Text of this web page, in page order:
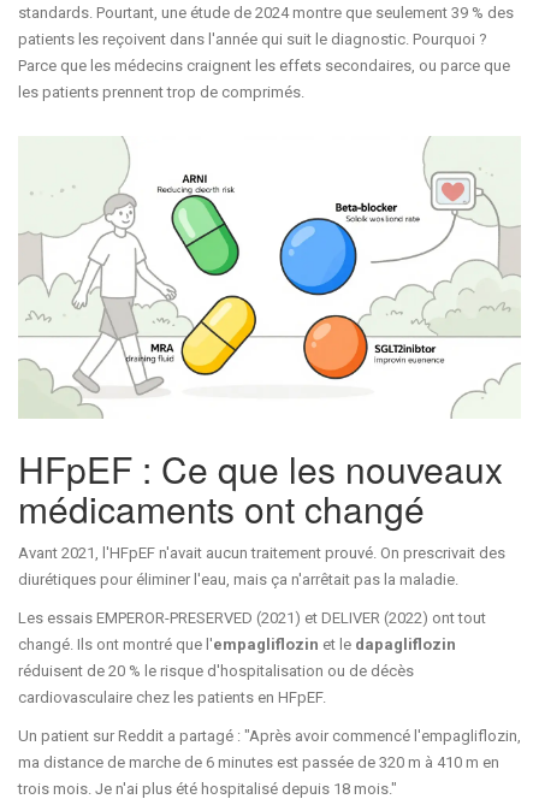
standards. Pourtant, une étude de 2024 montre que seulement 39 % des
patients les reçoivent dans l'année qui suit le diagnostic. Pourquoi ?
Parce que les médecins craignent les effets secondaires, ou parce que
les patients prennent trop de comprimés.
HFpEF : Ce que les nouveaux
médicaments ont changé
Avant 2021, l'HFpEF n'avait aucun traitement prouvé. On prescrivait des
diurétiques pour éliminer l'eau, mais ça n'arrêtait pas la maladie.
Les essais EMPEROR-PRESERVED (2021) et DELIVER (2022) ont tout
changé. Ils ont montré que l'empagliflozin et le dapagliflozin
réduisent de 20 % le risque d'hospitalisation ou de décès
cardiovasculaire chez les patients en HFpEF.
Un patient sur Reddit a partagé : "Après avoir commencé l'empagliflozin,
ma distance de marche de 6 minutes est passée de 320 m à 410 m en
trois mois. Je n'ai plus été hospitalisé depuis 18 mois."